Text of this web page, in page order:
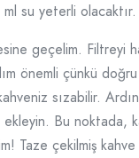
su yeterli olacaktır.
geçelim. Filtreyi
önemli çünkü doğru
sızabilir.
Bu noktada,
Taze çekilmiş